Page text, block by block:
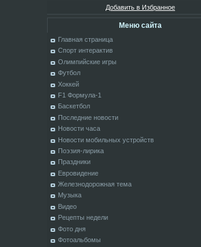
Добавить в Избранное
Меню сайта
Главная страница
Спорт интерактив
Олимпийские игры
Футбол
Хоккей
F1 Формула-1
Баскетбол
Последние новости
Новости часа
Новости мобильных устройств
Поэзия-лирика
Праздники
Евровидение
Железнодорожная тема
Музыка
Видео
Рецепты недели
Фото дня
Фотоальбомы